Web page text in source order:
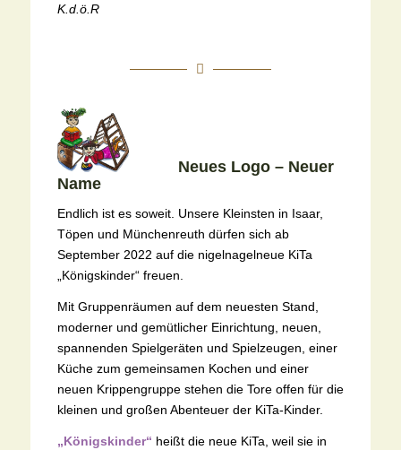
K.d.ö.R
Neues Logo – Neuer
Name
Endlich ist es soweit. Unsere Kleinsten in Isaar,
Töpen und Münchenreuth dürfen sich ab
September 2022 auf die nigelnagelneue KiTa
„Königskinder“ freuen.
Mit Gruppenräumen auf dem neuesten Stand,
moderner und gemütlicher Einrichtung, neuen,
spannenden Spielgeräten und Spielzeugen, einer
Küche zum gemeinsamen Kochen und einer
neuen Krippengruppe stehen die Tore offen für die
kleinen und großen Abenteuer der KiTa-Kinder.
„Königskinder“ heißt die neue KiTa, weil sie in